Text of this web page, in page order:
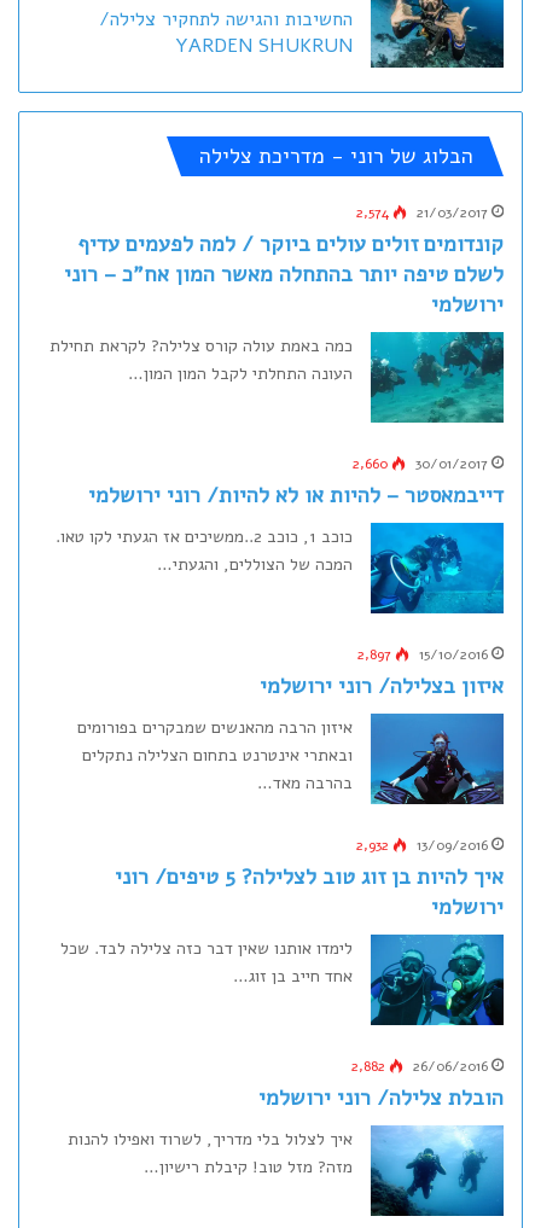
החשיבות והגישה לתחקיר צלילה/
YARDEN SHUKRUN
הבלוג של רוני - מדריכת צלילה
21/03/2017
2,574
קונדומים זולים עולים ביוקר / למה לפעמים עדיף
לשלם טיפה יותר בהתחלה מאשר המון אח"כ – רוני
ירושלמי
כמה באמת עולה קורס צלילה? לקראת תחילת
העונה התחלתי לקבל המון המון…
30/01/2017
2,660
דייבמאסטר – להיות או לא להיות/ רוני ירושלמי
כוכב 1, כוכב 2..ממשיכים אז הגעתי לקו טאו.
המכה של הצוללים, והגעתי…
15/10/2016
2,897
איזון בצלילה/ רוני ירושלמי
איזון הרבה מהאנשים שמבקרים בפורומים
ובאתרי אינטרנט בתחום הצלילה נתקלים
בהרבה מאד…
13/09/2016
2,932
איך להיות בן זוג טוב לצלילה? 5 טיפים/ רוני
ירושלמי
לימדו אותנו שאין דבר כזה צלילה לבד. שכל
אחד חייב בן זוג…
26/06/2016
2,882
הובלת צלילה/ רוני ירושלמי
איך לצלול בלי מדריך, לשרוד ואפילו להנות
מזה? מזל טוב! קיבלת רישיון…